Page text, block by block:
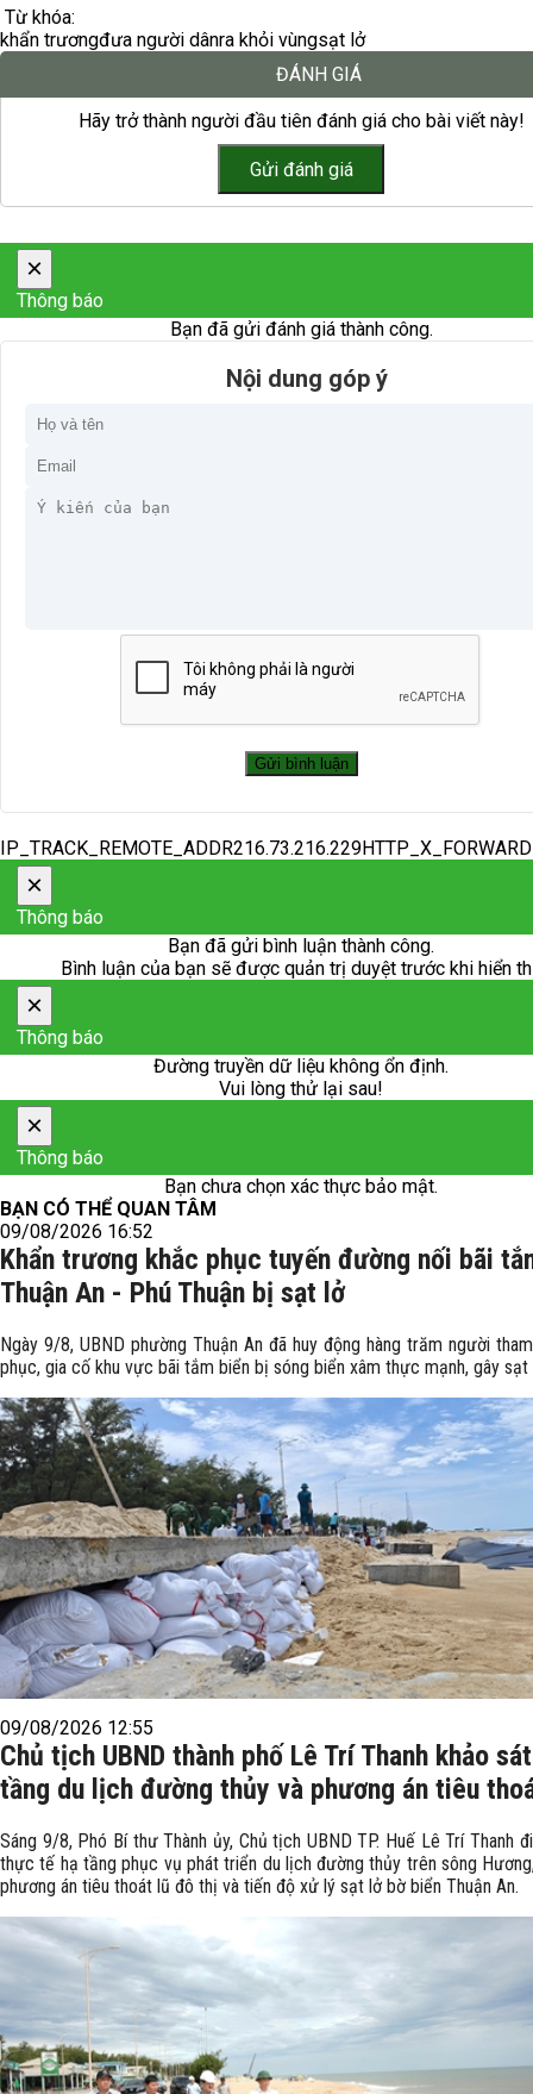
Từ khóa:
khẩn trươngđưa người dânra khỏi vùngsạt lở
ĐÁNH GIÁ
Hãy trở thành người đầu tiên đánh giá cho bài viết này!
×
Thông báo
Bạn đã gửi đánh giá thành công.
Nội dung góp ý
×
Thông báo
Bạn đã gửi bình luận thành công.
Bình luận của bạn sẽ được quản trị duyệt trước khi hiển
×
Thông báo
Đường truyền dữ liệu không ổn định.
Vui lòng thử lại sau!
×
Thông báo
Bạn chưa chọn xác thực bảo mật.
BẠN CÓ THỂ QUAN TÂM
09/08/2026 16:52
Khẩn trương khắc phục tuyến đường nối bãi
Thuận An - Phú Thuận bị sạt lở
Ngày 9/8, UBND phường Thuận An đã huy động hàng trăm người
phục, gia cố khu vực bãi tắm biển bị sóng biển xâm thực mạnh, gây sạt
09/08/2026 12:55
Chủ tịch UBND thành phố Lê Trí Thanh khảo
tầng du lịch đường thủy và phương án tiêu
Sáng 9/8, Phó Bí thư Thành ủy, Chủ tịch UBND TP. Huế Lê Trí Thanh
thực tế hạ tầng phục vụ phát triển du lịch đường thủy trên sông
phương án tiêu thoát lũ đô thị và tiến độ xử lý sạt lở bờ biển Thuận An.